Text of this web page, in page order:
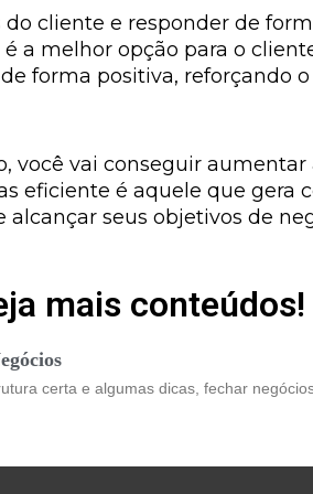
cliente e responder de
a melhor opção para o
forma positiva, reforçando
você vai conseguir
eficiente é aquele que gera
seus objetivos de
mais conteúdos!
certa e algumas dicas, fechar